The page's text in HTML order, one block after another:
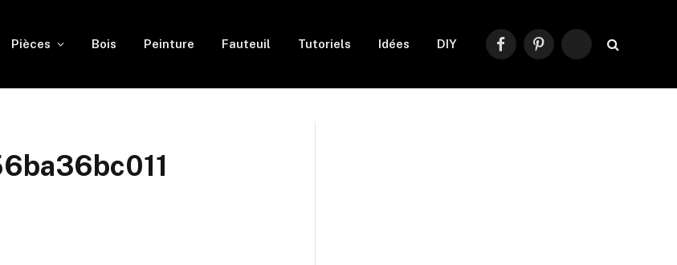
Pièces Bois Peinture Fauteuil Tutoriels Idées DIY
FacebookPinterestRSS